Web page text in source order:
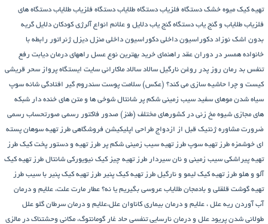
تهیه کیک میوه خشک دستگاه فلزیاب دستگاه‌ طلایاب دستگاه‌ فلزیاب طلایاب دستگاه‌ های
فلزیاب طلایاب و گنج‌ یاب دستگاه‌ گنج‌ یاب دلایل و علائم انواع آلرژی کودکان دلایل گریه
بدون اشک نوزاد دکوراسیون داخلی دکوراسیون داخلی منزل دیزل ژنراتور رابطه با
خانواده همسر در دوران عقد راهنمای خرید بهترین نوع عسل راههای درمان دیابت رفع
تنفس بد رمان روز پدر روغن نارگیل سالاد سالاد ماکارانی سایت ایستگاه پرواز سحر قریشی
کیست و چرا حاشیه سازی می کند؟ (عکس) سلامت پوست سندروم گیر افتادگی شانه سوپ
سیاه شدن موهای سفید سیب زمینی شکم پر شانتال شوخی ها و متن های خنده دار شبکه
های مجازی شیوه مخ زنی در کشورهای مختلف (طنز) صدور فاکتور رسمی صورتحساب رسمی
ضرورت مشاوره ژنتیک قبل از ازدواج طراحی اپلیکیشن فروشگاهی طرز تهیه سوهان پسته
ای خوشمزه طرز تهیه سوپ طرز تهیه سیب زمینی شکم پر طرز تهیه و دستور پخت کیک طرز
تهیه پیراشكی سيب زمينی و نان سیردار طرز تهیه چیز کیک نیویورکی شانتال طرز تهیه کیک
آلو و هلو طرز تهیه کیک لیمو و نارگیل طرز تهیه کیک پنیر طرز تهیه کیک پنیر با سیب طرز
تهیه گوشت قلقلی و بادمجان طلایاب عروسی بگیریم یا نه؟ عطار مارت علت، علایم و درمان
آب آوردن ریه علل ، علایم و درمان بیماری کاناوان علل،علایم و درمان سرطان گلو علل
طولانی شدن پریود علل و درمان نارسایی تنفسی حاد غار گومانتوگ، مکانی وحشتناک در مالزی